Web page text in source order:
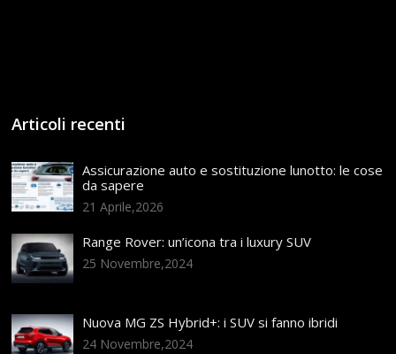
Articoli recenti
Assicurazione auto e sostituzione lunotto: le cose
da sapere
21 Aprile,2026
Range Rover: un’icona tra i luxury SUV
25 Novembre,2024
Nuova MG ZS Hybrid+: i SUV si fanno ibridi
24 Novembre,2024